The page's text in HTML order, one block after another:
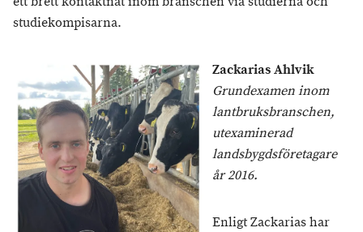
studiekompisarna.
Zackarias Ahlvik
Grundexamen inom
lantbruksbranschen,
utexaminerad
landsbygdsföretagare
år 2016.
Enligt Zackarias har